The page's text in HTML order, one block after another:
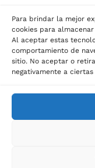
Para brindar la mejor
cookies para
Al aceptar estas
comportamiento de
sitio. No aceptar o
negativamente a